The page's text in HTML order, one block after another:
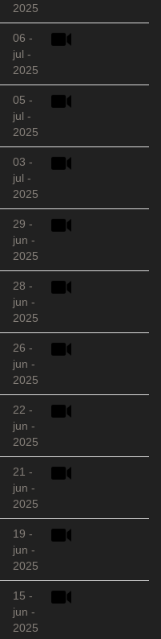
2025
06 -
jul -
2025
05 -
jul -
2025
03 -
jul -
2025
29 -
jun -
2025
28 -
jun -
2025
26 -
jun -
2025
22 -
jun -
2025
21 -
jun -
2025
19 -
jun -
2025
15 -
jun -
2025